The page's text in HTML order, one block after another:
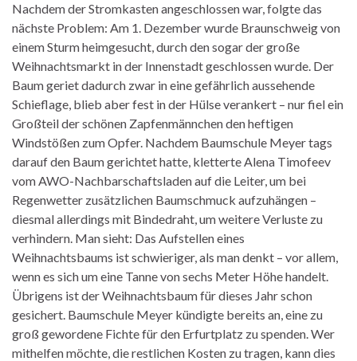
Nachdem der Stromkasten angeschlossen war, folgte das
nächste Problem: Am 1. Dezember wurde Braunschweig von
einem Sturm heimgesucht, durch den sogar der große
Weihnachtsmarkt in der Innenstadt geschlossen wurde. Der
Baum geriet dadurch zwar in eine gefährlich aussehende
Schieflage, blieb aber fest in der Hülse verankert – nur fiel ein
Großteil der schönen Zapfenmännchen den heftigen
Windstößen zum Opfer. Nachdem Baumschule Meyer tags
darauf den Baum gerichtet hatte, kletterte Alena Timofeev
vom AWO-Nachbarschaftsladen auf die Leiter, um bei
Regenwetter zusätzlichen Baumschmuck aufzuhängen –
diesmal allerdings mit Bindedraht, um weitere Verluste zu
verhindern. Man sieht: Das Aufstellen eines
Weihnachtsbaums ist schwieriger, als man denkt – vor allem,
wenn es sich um eine Tanne von sechs Meter Höhe handelt.
Übrigens ist der Weihnachtsbaum für dieses Jahr schon
gesichert. Baumschule Meyer kündigte bereits an, eine zu
groß gewordene Fichte für den Erfurtplatz zu spenden. Wer
mithelfen möchte, die restlichen Kosten zu tragen, kann dies